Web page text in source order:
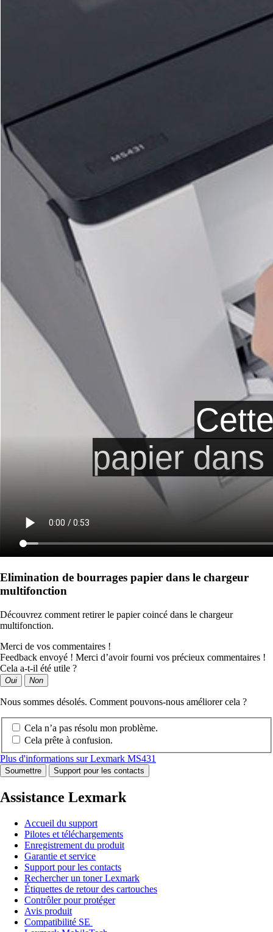
Elimination de bourrages papier dans le chargeur
multifonction
Découvrez comment retirer le papier coincé dans le chargeur
multifonction.
Merci de vos commentaires !
Feedback envoyé ! Merci d’avoir fourni vos précieux commentaires !
Cela a-t-il été utile ?
Oui Non
Nous sommes désolés. Comment pouvons-nous améliorer cela ?
Cela n’a pas résolu mon problème.
Cela prête à confusion.
Plus d'informations sur Lexmark MS431
Soumettre Support pour les contacts
Assistance Lexmark
Accueil du support
Pilotes et téléchargements
Enregistrement du produit
Garantie et service
Support pour les contacts
Rechercher un toner Lexmark
Étiquettes de retour des cartouches
Contrôler pour protéger
Avis produit
Compatibilité SE